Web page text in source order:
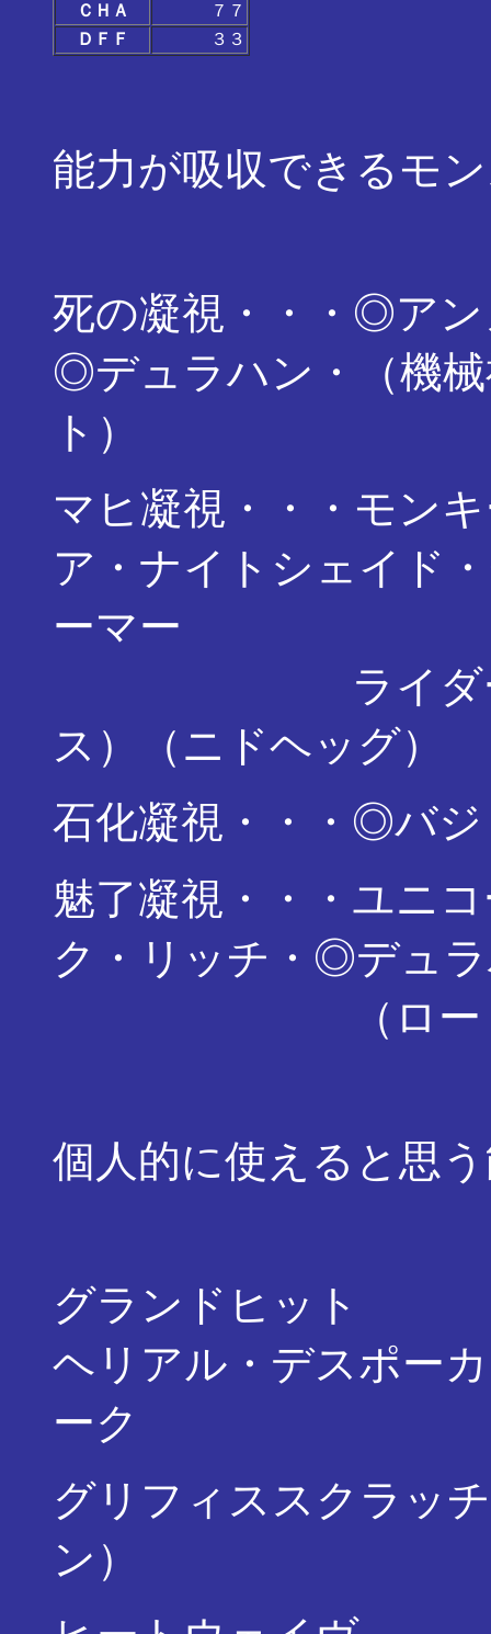
ＣＨＡ
７７
ＤＦＦ
３３
能力が吸収できるモ
死の凝視・・・◎ア
◎デュラハン・（機
ト）
マヒ凝視・・・モン
ア・ナイトシェイド
ーマー
ライダーゴー
ス）（ニドヘッグ）
石化凝視・・・◎バ
魅了凝視・・・ユニ
ク・リッチ・◎デュ
（ロードス
個人的に使えると思
グランドヒット ・
ヘリアル・デスポー
ーク
グリフィススクラッ
ン）